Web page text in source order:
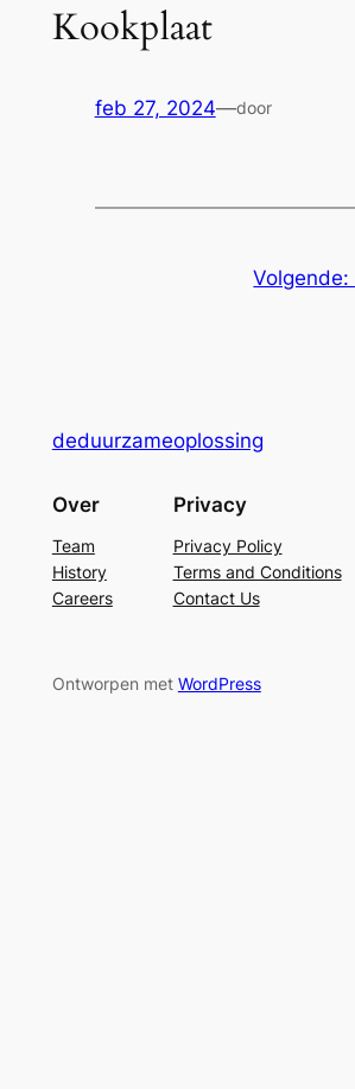
Kookplaat
feb 27, 2024—door
Volgende:
deduurzameoplossing
Over
Team
History
Careers
Privacy
Privacy Policy
Terms and Conditions
Contact Us
Ontworpen met WordPress